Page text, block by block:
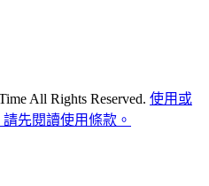
All Rights Reserved. 使用或
先閱讀使用條款。